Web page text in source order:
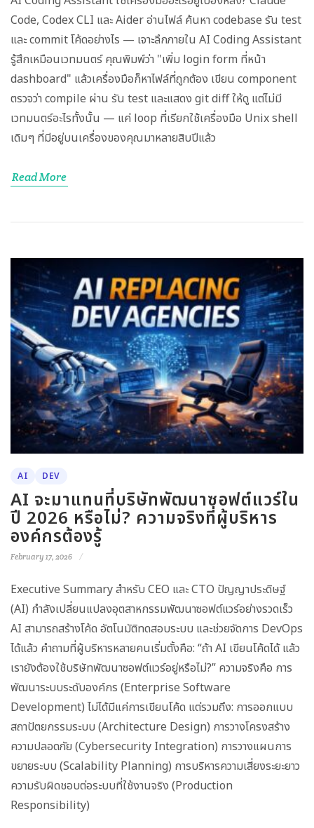
Code, Codex CLI และ Aider อ่านไฟล์ ค้นหา codebase รัน test
และ commit โค้ดอย่างไร — เจาะลึกภายใน AI Coding Assistant
รู้สึกเหมือนเวทมนตร์ คุณพิมพ์ว่า "เพิ่ม login form ที่หน้า
dashboard" แล้วเครื่องมือก็หาไฟล์ที่ถูกต้อง เขียน component
ตรวจว่า compile ผ่าน รัน test และแสดง git diff ให้ดู แต่ไม่มี
เวทมนตร์อะไรทั้งนั้น — แค่ loop ที่เรียกใช้เครื่องมือ Unix shell
เดิมๆ ที่มีอยู่บนเครื่องของคุณมาหลายสิบปีแล้ว
Read More
AI DEV
AI จะมาแทนที่บริษัทพัฒนาซอฟต์แวร์ใน
ปี 2026 หรือไม่? ความจริงที่ผู้บริหาร
องค์กรต้องรู้
February 17, 2026
Executive Summary สำหรับ CEO และ CTO ปัญญาประดิษฐ์
(AI) กำลังเปลี่ยนแปลงอุตสาหกรรมพัฒนาซอฟต์แวร์อย่างรวดเร็ว
AI สามารถสร้างโค้ด อัตโนมัติทดสอบระบบ และช่วยจัดการ DevOps
ได้แล้ว คำถามที่ผู้บริหารหลายคนเริ่มตั้งคือ: “ถ้า AI เขียนโค้ดได้ แล้ว
เรายังต้องใช้บริษัทพัฒนาซอฟต์แวร์อยู่หรือไม่?” ความจริงคือ การ
พัฒนาระบบระดับองค์กร (Enterprise Software
Development) ไม่ได้มีแค่การเขียนโค้ด แต่รวมถึง: การออกแบบ
สถาปัตยกรรมระบบ (Architecture Design) การวางโครงสร้าง
ความปลอดภัย (Cybersecurity Integration) การวางแผนการ
ขยายระบบ (Scalability Planning) การบริหารความเสี่ยงระยะยาว
ความรับผิดชอบต่อระบบที่ใช้งานจริง (Production
Responsibility)